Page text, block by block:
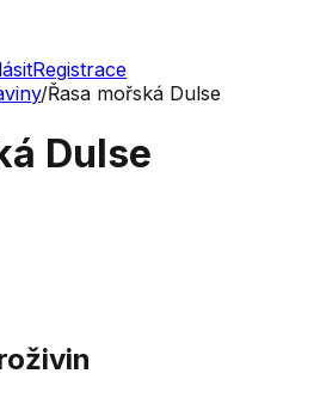
Registrace
/Řasa mořská Dulse
Dulse